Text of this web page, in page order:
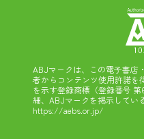
ABJマークは、この電子書店
者からコンテンツ使用許諾を
を示す登録商標（登録番号
細、ABJマークを掲示してい
https://aebs.or.jp/